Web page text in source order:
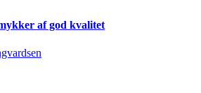
af god kvalitet